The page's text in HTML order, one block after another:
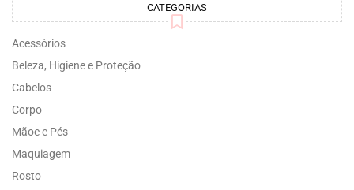
CATEGORIAS
Acessórios
Beleza, Higiene e Proteção
Cabelos
Corpo
Mãoe e Pés
Maquiagem
Rosto